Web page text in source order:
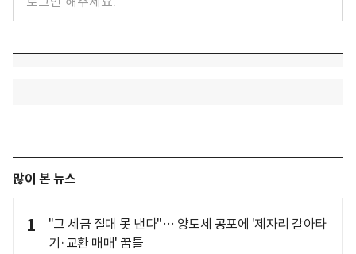
많이 본 뉴스
1
"그 세금 절대 못 낸다"… 양도세 공포에 '제자리 갈아타
기·교환 매매' 꿈틀